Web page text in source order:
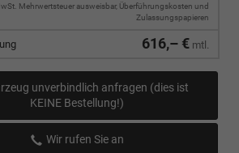
Mehrwertsteuer ausweisbar, Überführungskosten und
Zulassungspapieren
616,– € mtl.
unverbindlich anfragen (dies ist
KEINE Bestellung!)
Wir rufen Sie an